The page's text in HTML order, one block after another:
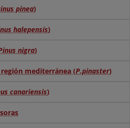
pinea)
halepensis)
nigra)
mediterránea (P.pinaster)
canariensis)